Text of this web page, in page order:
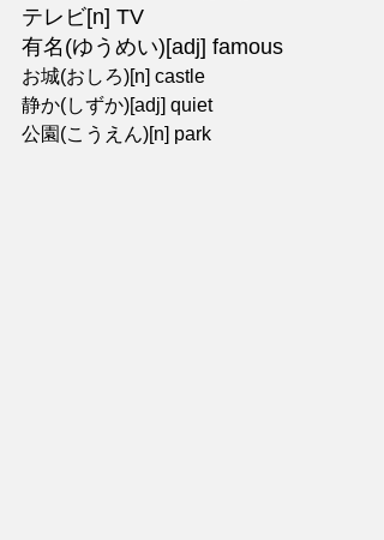
テレビ[n] TV
有名(ゆうめい)[adj] famous
お城(おしろ)[n] castle
静か(しずか)[adj] quiet
公園(こうえん)[n] park